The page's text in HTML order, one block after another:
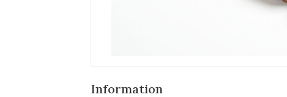
Information